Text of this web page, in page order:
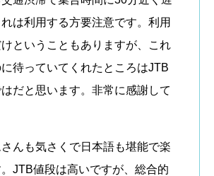
は利用する方要注意です。利用
ということもありますが、これ
待っていてくれたところはJTB
だと思います。非常に感謝して
んも気さくで日本語も堪能で楽
JTB値段は高いですが、総合的